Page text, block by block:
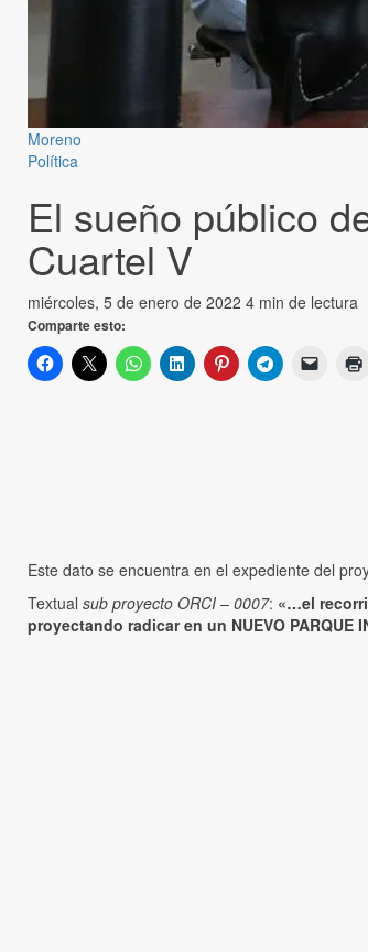
Moreno
Política
El sueño público
Cuartel V
miércoles, 5 de enero de 2022 4 min de lectura
Comparte esto:
Este dato se encuentra en el expediente del
Textual sub proyecto ORCI – 0007: «…el
proyectando radicar en un NUEVO PARQUE